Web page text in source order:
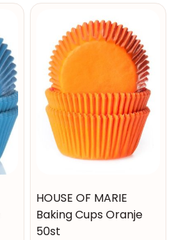
HOUSE OF MARIE
Baking Cups Oranje
50st